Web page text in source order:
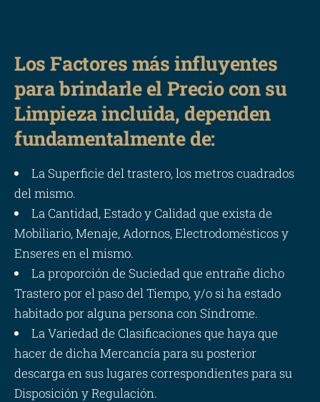
Los Factores más influyentes
para brindarle el Precio con su
Limpieza incluida, dependen
fundamentalmente de:
La Superficie del trastero, los metros cuadrados
del mismo.
La Cantidad, Estado y Calidad que exista de
Mobiliario, Menaje, Adornos, Electrodomésticos y
Enseres en el mismo.
La proporción de Suciedad que entrañe dicho
Trastero por el paso del Tiempo, y/o si ha estado
habitado por alguna persona con Síndrome.
La Variedad de Clasificaciones que haya que
hacer de dicha Mercancía para su posterior
descarga en sus lugares correspondientes para su
Disposición y Regulación.